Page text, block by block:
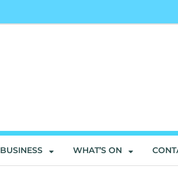
BUSINESS WHAT’S ON